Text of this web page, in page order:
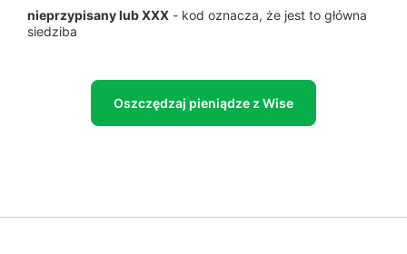
nieprzypisany lub XXX - kod oznacza, że jest to główna
siedziba
Oszczędzaj pieniądze z Wise